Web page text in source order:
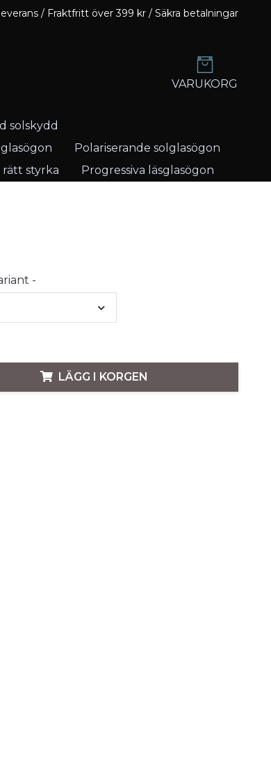
/ Fraktfritt över 399 kr / Säkra betalningar
VARUKORG
solskydd
Polariserande solglasögon
styrka Progressiva läsglasögon
-
LÄGG I KORGEN